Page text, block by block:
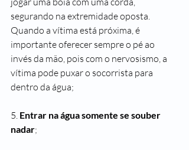
segurando na extremidade oposta.
Quando a vítima está próxima, é
importante oferecer sempre o pé ao
invés da mão, pois com o nervosismo, a
vítima pode puxar o socorrista para
dentro da água;
5. Entrar na água somente se souber
nadar;